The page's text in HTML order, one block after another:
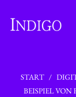
Inhalt
springen
START/
BEISPIEL VON